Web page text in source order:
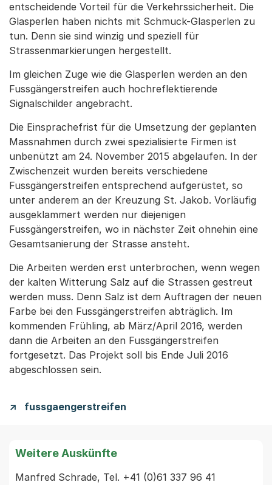
entscheidende Vorteil für die Verkehrssicherheit. Die
Glasperlen haben nichts mit Schmuck-Glasperlen zu
tun. Denn sie sind winzig und speziell für
Strassenmarkierungen hergestellt.
Im gleichen Zuge wie die Glasperlen werden an den
Fussgängerstreifen auch hochreflektierende
Signalschilder angebracht.
Die Einsprachefrist für die Umsetzung der geplanten
Massnahmen durch zwei spezialisierte Firmen ist
unbenützt am 24. November 2015 abgelaufen. In der
Zwischenzeit wurden bereits verschiedene
Fussgängerstreifen entsprechend aufgerüstet, so
unter anderem an der Kreuzung St. Jakob. Vorläufig
ausgeklammert werden nur diejenigen
Fussgängerstreifen, wo in nächster Zeit ohnehin eine
Gesamtsanierung der Strasse ansteht.
Die Arbeiten werden erst unterbrochen, wenn wegen
der kalten Witterung Salz auf die Strassen gestreut
werden muss. Denn Salz ist dem Auftragen der neuen
Farbe bei den Fussgängerstreifen abträglich. Im
kommenden Frühling, ab März/April 2016, werden
dann die Arbeiten an den Fussgängerstreifen
fortgesetzt. Das Projekt soll bis Ende Juli 2016
abgeschlossen sein.
fussgaengerstreifen
Weitere Auskünfte
Manfred Schrade, Tel. +41 (0)61 337 96 41